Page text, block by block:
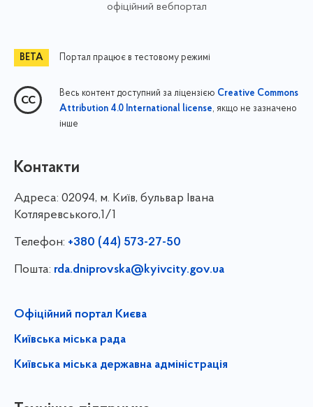
офіційний вебпортал
Портал працює в тестовому режимі
Весь контент доступний за ліцензією Creative Commons
Attribution 4.0 International license, якщо не зазначено
інше
Контакти
Адреса: 02094, м. Київ, бульвар Івана
Котляревського,1/1
Телефон: +380 (44) 573-27-50
Пошта: rda.dniprovska@kyivcity.gov.ua
Офіційний портал Києва
Київська міська рада
Київська міська державна адміністрація